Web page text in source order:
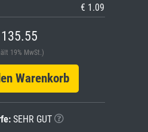
€ 1.09
19% MwSt.)
Warenkorb
SEHR GUT